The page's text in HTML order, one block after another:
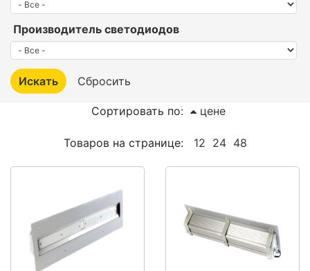
Производитель светодиодов
Сортировать по: цене
Товаров на странице: 12 24 48